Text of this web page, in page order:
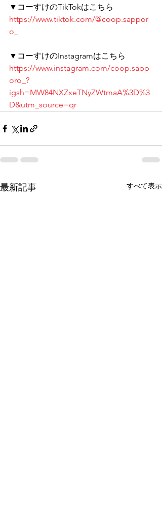
▼コーすけのTikTokはこちら
https://www.tiktok.com/@coop.sappor
o_
▼コーすけのInstagramはこちら
https://www.instagram.com/coop.sapp
oro_?
igsh=MW84NXZxeTNyZWtmaA%3D%3
D&utm_source=qr
最新記事 すべて表示